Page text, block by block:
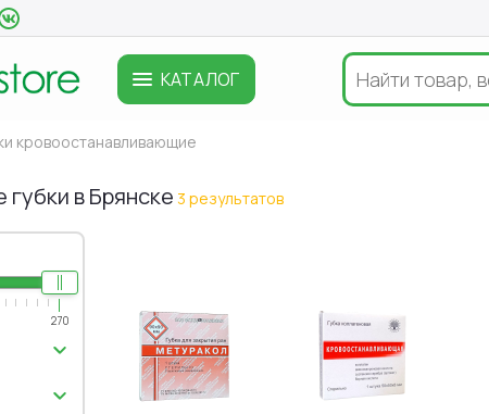
КАТАЛОГ
кровоостанавливающие
в Брянске 3 результатов
270